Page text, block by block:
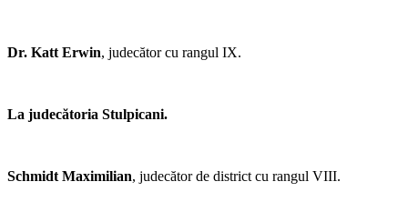
Dr. Katt Erwin, judecător cu rangul IX.
La judecătoria Stulpicani.
Schmidt Maximilian, judecător de district cu rangul VIII.